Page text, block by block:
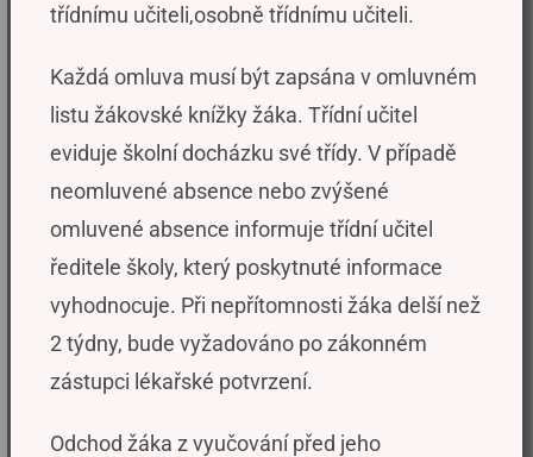
třídnímu učiteli,osobně třídnímu učiteli.
Každá omluva musí být zapsána v omluvném
listu žákovské knížky žáka. Třídní učitel
eviduje školní docházku své třídy. V případě
neomluvené absence nebo zvýšené
omluvené absence informuje třídní učitel
ředitele školy, který poskytnuté informace
vyhodnocuje. Při nepřítomnosti žáka delší než
2 týdny, bude vyžadováno po zákonném
zástupci lékařské potvrzení.
Odchod žáka z vyučování před jeho